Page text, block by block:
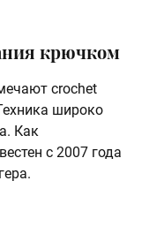
крючком
crochet
широко
Как
с 2007 года